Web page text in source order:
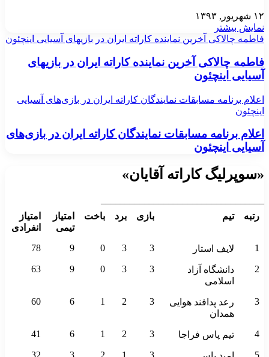
۱۲ شهریور, ۱۳۹۳
نمایش بیشتر
فاطمه چالاکی آخرین نماینده کاراته ایران در بازیهای آسیایی اینچئون
فاطمه چالاکی آخرین نماینده کاراته ایران در بازیهای
آسیایی اینچئون
اعلام برنامه مسابقات نمایندگان کاراته ایران در بازی‌های آسیایی
اینچئون
اعلام برنامه مسابقات نمایندگان کاراته ایران در بازی‌های
آسیایی اینچئون
«سوپرلیگ کاراته آقایان»
رتبه
تیم بازی برد باخت
امتیاز
تیمی
امتیاز
انفرادی
1
لایف استار 3
3
0
9
78
2
دانشگاه آزاد
اسلامی
3
3
0
9
63
3
رعد پدافند هوایی
همدان
3
2
1
6
60
4 تیم پاس فراجا 3
2
1
6
41